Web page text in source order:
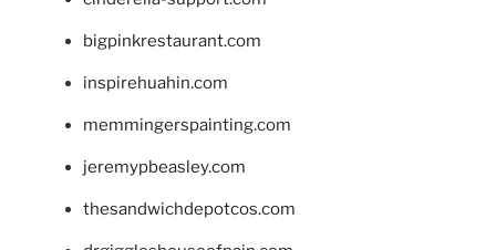
bigpinkrestaurant.com
inspirehuahin.com
memmingerspainting.com
jeremypbeasley.com
thesandwichdepotcos.com